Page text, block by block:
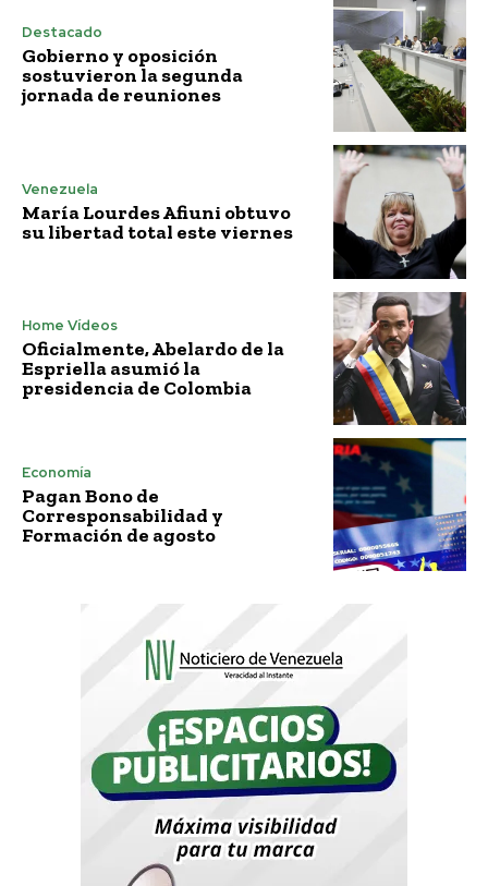
Destacado
Gobierno y oposición
sostuvieron la segunda
jornada de reuniones
Venezuela
María Lourdes Afiuni obtuvo
su libertad total este viernes
Home Vídeos
Oficialmente, Abelardo de la
Espriella asumió la
presidencia de Colombia
Economía
Pagan Bono de
Corresponsabilidad y
Formación de agosto